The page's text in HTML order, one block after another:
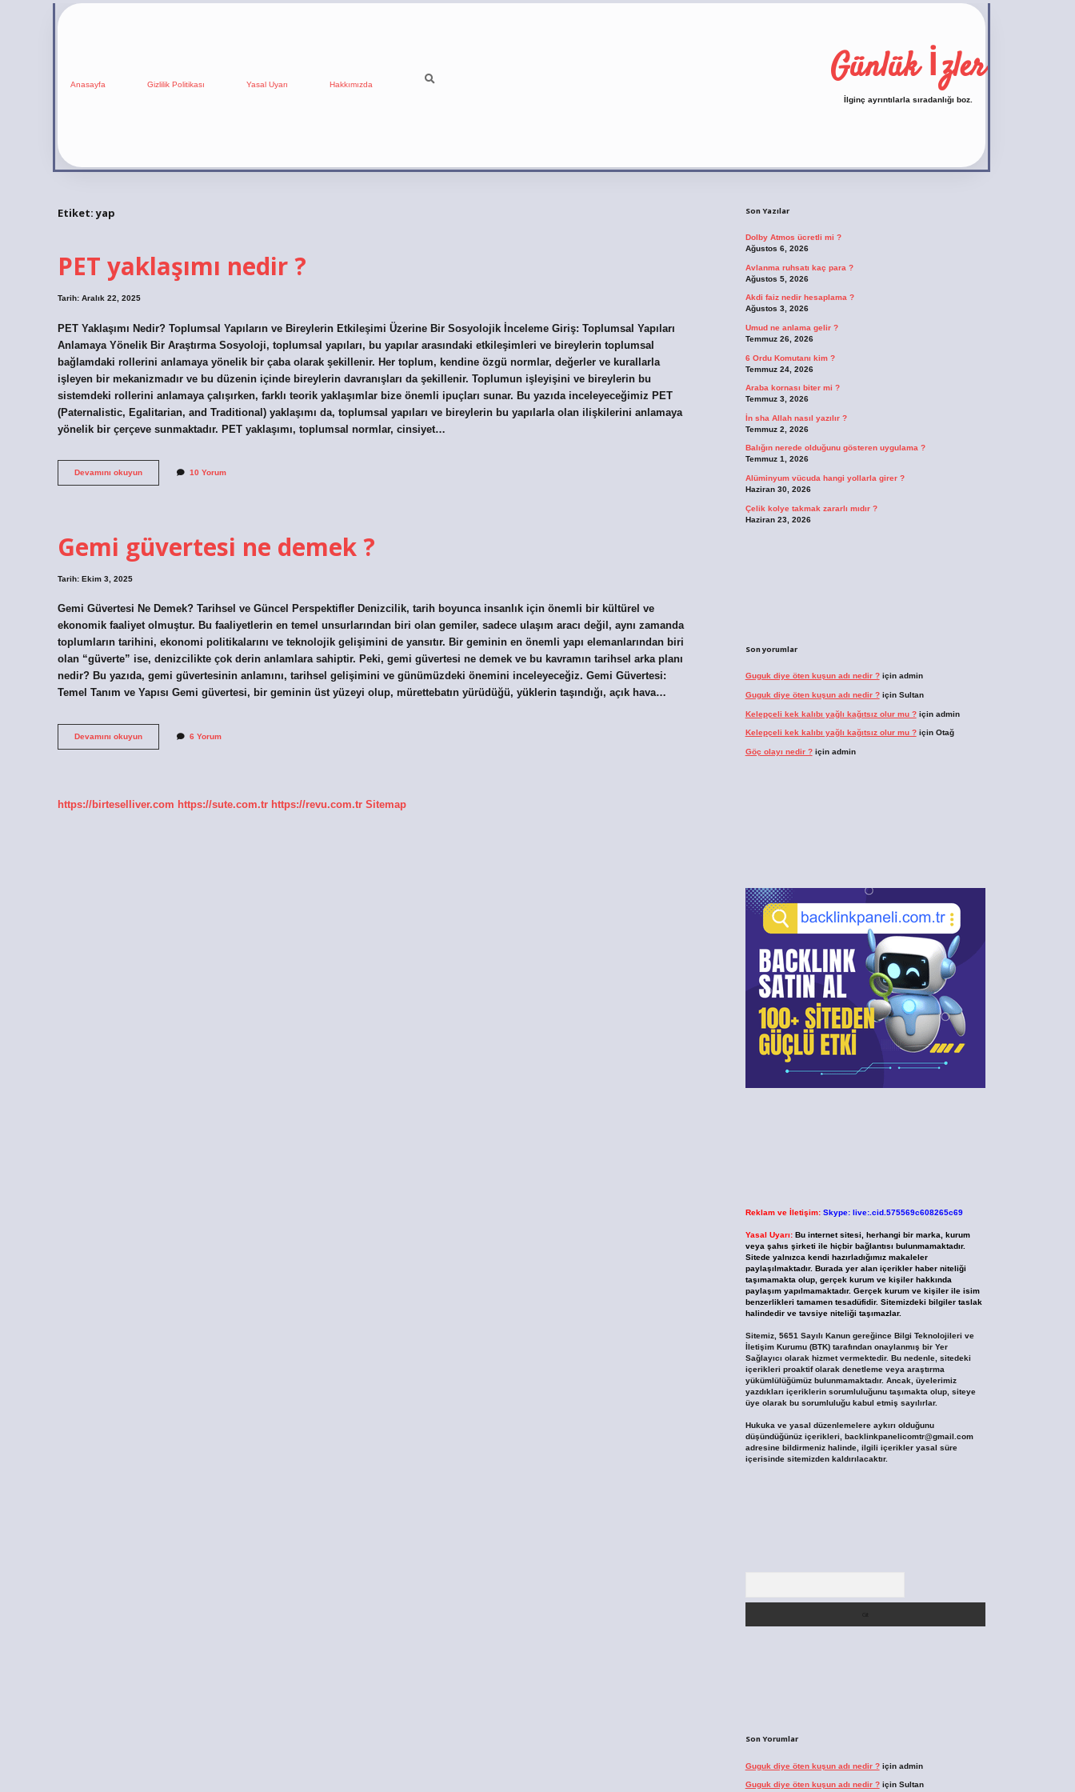
Anasayfa Gizlilik Politikası Yasal Uyarı Hakkımızda Günlük İzler
İlginç ayrıntılarla sıradanlığı boz.
Etiket:yap
PET yaklaşımı nedir ?
Tarih: Aralık 22, 2025
PET Yaklaşımı Nedir? Toplumsal Yapıların ve Bireylerin Etkileşimi Üzerine Bir Sosyolojik İnceleme Giriş: Toplumsal Yapıları
Anlamaya Yönelik Bir Araştırma Sosyoloji, toplumsal yapıları, bu yapılar arasındaki etkileşimleri ve bireylerin toplumsal
bağlamdaki rollerini anlamaya yönelik bir çaba olarak şekillenir. Her toplum, kendine özgü normlar, değerler ve kurallarla
işleyen bir mekanizmadır ve bu düzenin içinde bireylerin davranışları da şekillenir. Toplumun işleyişini ve bireylerin bu
sistemdeki rollerini anlamaya çalışırken, farklı teorik yaklaşımlar bize önemli ipuçları sunar. Bu yazıda inceleyeceğimiz PET
(Paternalistic, Egalitarian, and Traditional) yaklaşımı da, toplumsal yapıları ve bireylerin bu yapılarla olan ilişkilerini anlamaya
yönelik bir çerçeve sunmaktadır. PET yaklaşımı, toplumsal normlar, cinsiyet…
Devamını okuyunPET
yaklaşımı
10 Yorum
Gemi güvertesi ne demek ?
Tarih: Ekim 3, 2025
Gemi Güvertesi Ne Demek? Tarihsel ve Güncel Perspektifler Denizcilik, tarih boyunca insanlık için önemli bir kültürel ve
ekonomik faaliyet olmuştur. Bu faaliyetlerin en temel unsurlarından biri olan gemiler, sadece ulaşım aracı değil, aynı zamanda
toplumların tarihini, ekonomi politikalarını ve teknolojik gelişimini de yansıtır. Bir geminin en önemli yapı elemanlarından biri
olan “güverte” ise, denizcilikte çok derin anlamlara sahiptir. Peki, gemi güvertesi ne demek ve bu kavramın tarihsel arka planı
nedir? Bu yazıda, gemi güvertesinin anlamını, tarihsel gelişimini ve günümüzdeki önemini inceleyeceğiz. Gemi Güvertesi:
Temel Tanım ve Yapısı Gemi güvertesi, bir geminin üst yüzeyi olup, mürettebatın yürüdüğü, yüklerin taşındığı, açık hava…
Devamını okuyunGemi
6 Yorum
https://birteselliver.com https://sute.com.tr https://revu.com.tr Sitemap
Son Yazılar
Dolby Atmos ücretli mi ?
Ağustos 6, 2026
Avlanma ruhsatı kaç para ?
Ağustos 5, 2026
Akdi faiz nedir hesaplama ?
Ağustos 3, 2026
Umud ne anlama gelir ?
Temmuz 26, 2026
6 Ordu Komutanı kim ?
Temmuz 24, 2026
Araba kornası biter mi ?
Temmuz 3, 2026
İn sha Allah nasıl yazılır ?
Temmuz 2, 2026
Balığın nerede olduğunu gösteren uygulama ?
Temmuz 1, 2026
Alüminyum vücuda hangi yollarla girer ?
Haziran 30, 2026
Çelik kolye takmak zararlı mıdır ?
Haziran 23, 2026
Son yorumlar
Guguk diye öten kuşun adı nedir ?için admin
Guguk diye öten kuşun adı nedir ?için Sultan
Kelepçeli kek kalıbı yağlı kağıtsız olur mu ?için admin
Kelepçeli kek kalıbı yağlı kağıtsız olur mu ?için Otağ
Göç olayı nedir ?için admin
Reklam ve İletişim: Skype: live:.cid.575569c608265c69
Yasal Uyarı: Bu internet sitesi, herhangi bir marka, kurum
veya şahıs şirketi ile hiçbir bağlantısı bulunmamaktadır.
Sitede yalnızca kendi hazırladığımız makaleler
paylaşılmaktadır. Burada yer alan içerikler haber niteliği
taşımamakta olup, gerçek kurum ve kişiler hakkında
paylaşım yapılmamaktadır. Gerçek kurum ve kişiler ile isim
benzerlikleri tamamen tesadüfidir. Sitemizdeki bilgiler taslak
halindedir ve tavsiye niteliği taşımazlar.
Sitemiz, 5651 Sayılı Kanun gereğince Bilgi Teknolojileri ve
İletişim Kurumu (BTK) tarafından onaylanmış bir Yer
Sağlayıcı olarak hizmet vermektedir. Bu nedenle, sitedeki
içerikleri proaktif olarak denetleme veya araştırma
yükümlülüğümüz bulunmamaktadır. Ancak, üyelerimiz
yazdıkları içeriklerin sorumluluğunu taşımakta olup, siteye
üye olarak bu sorumluluğu kabul etmiş sayılırlar.
Hukuka ve yasal düzenlemelere aykırı olduğunu
düşündüğünüz içerikleri, backlinkpanelicomtr@gmail.com
adresine bildirmeniz halinde, ilgili içerikler yasal süre
içerisinde sitemizden kaldırılacaktır.
Son Yorumlar
Guguk diye öten kuşun adı nedir ?için admin
Guguk diye öten kuşun adı nedir ?için Sultan
https://ilbet.casino/